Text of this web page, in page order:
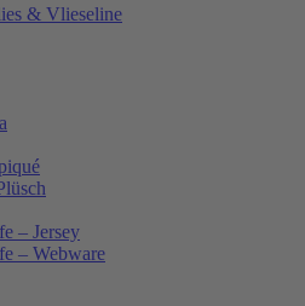
& Vlieseline
– Jersey
– Webware